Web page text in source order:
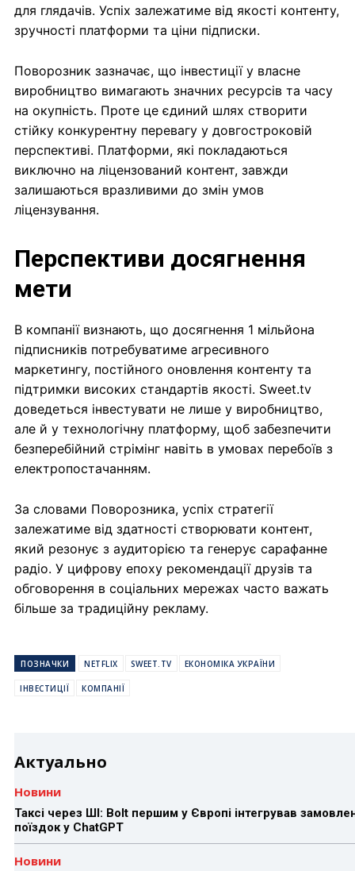
для глядачів. Успіх залежатиме від якості контенту,
зручності платформи та ціни підписки.
Поворозник зазначає, що інвестиції у власне
виробництво вимагають значних ресурсів та часу
на окупність. Проте це єдиний шлях створити
стійку конкурентну перевагу у довгостроковій
перспективі. Платформи, які покладаються
виключно на ліцензований контент, завжди
залишаються вразливими до змін умов
ліцензування.
Перспективи досягнення
мети
В компанії визнають, що досягнення 1 мільйона
підписників потребуватиме агресивного
маркетингу, постійного оновлення контенту та
підтримки високих стандартів якості. Sweet.tv
доведеться інвестувати не лише у виробництво,
але й у технологічну платформу, щоб забезпечити
безперебійний стрімінг навіть в умовах перебоїв з
електропостачанням.
За словами Поворозника, успіх стратегії
залежатиме від здатності створювати контент,
який резонує з аудиторією та генерує сарафанне
радіо. У цифрову епоху рекомендації друзів та
обговорення в соціальних мережах часто важать
більше за традиційну рекламу.
ПОЗНАЧКИ NETFLIX SWEET.TV ЕКОНОМІКА УКРАЇНИ
ІНВЕСТИЦІЇ КОМПАНІЇ
Актуально
Новини
Таксі через ШІ: Bolt першим у Європі інтегрував
поїздок у ChatGPT
Новини